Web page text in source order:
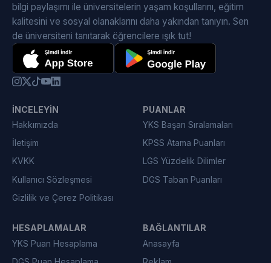
bilgi paylaşımı ile üniversitelerin yaşam koşullarını, eğitim
kalitesini ve sosyal olanaklarını daha yakından tanıyın. Sen
de üniversiteni tanıtarak öğrencilere ışık tut!
İNCELEYIN
Hakkımızda
İletişim
KVKK
Kullanıcı Sözleşmesi
Gizlilik ve Çerez Politikası
PUANLAR
YKS Başarı Sıralamaları
KPSS Atama Puanları
LGS Yüzdelik Dilimler
DGS Taban Puanları
HESAPLAMALAR
YKS Puan Hesaplama
BAĞLANTILAR
Anasayfa